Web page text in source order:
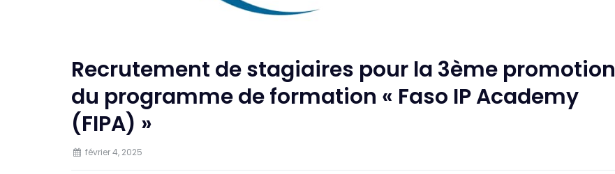
Recrutement de stagiaires pour la 3ème promotion
du programme de formation « Faso IP Academy
(FIPA) »
février 4, 2025